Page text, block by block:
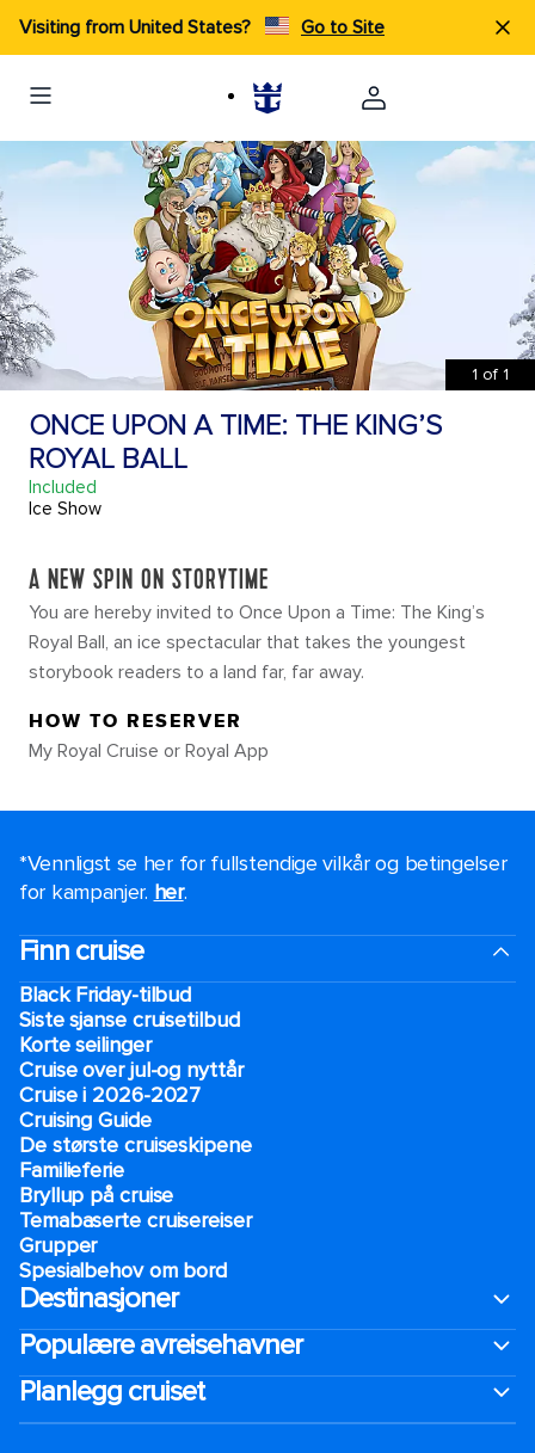
Visiting from United States? Go to Site
1 of 1
ONCE UPON A TIME: THE KING’S
ROYAL BALL
Included
Ice Show
A NEW SPIN ON STORYTIME
You are hereby invited to Once Upon a Time: The King’s
Royal Ball, an ice spectacular that takes the youngest
storybook readers to a land far, far away.
HOW TO RESERVER
My Royal Cruise or Royal App
*Vennligst se her for fullstendige vilkår og betingelser
for kampanjer. her.
Finn cruise
Black Friday-tilbud
Siste sjanse cruisetilbud
Korte seilinger
Cruise over jul-og nyttår
Cruise i 2026-2027
Cruising Guide
De største cruiseskipene
Familieferie
Bryllup på cruise
Temabaserte cruisereiser
Grupper
Spesialbehov om bord
Destinasjoner
Populære avreisehavner
Planlegg cruiset